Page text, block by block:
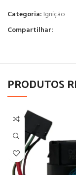
Categoria: Ignição
Compartilhar:
PRODUTOS